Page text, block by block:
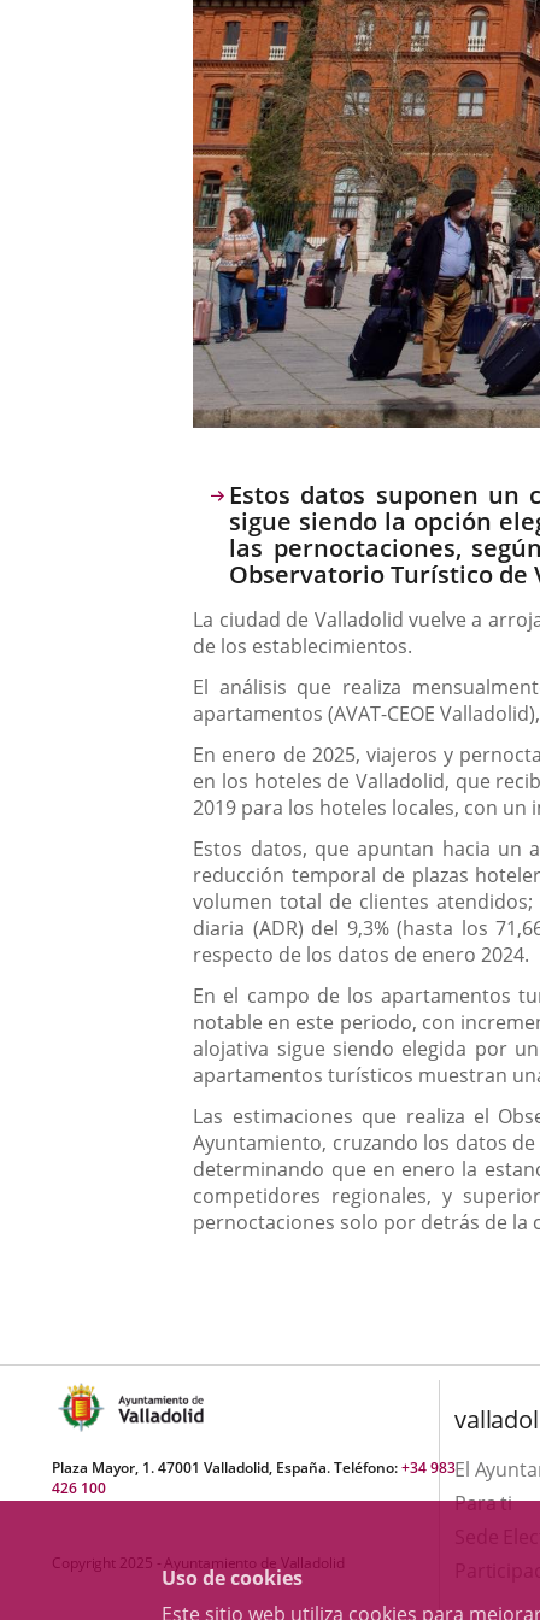
Uso de cookies
Este sitio web utiliza cookies para
Descripción
Estos datos suponen un
sigue siendo la opción
las pernoctaciones,
Observatorio Turístico de
La ciudad de Valladolid vuelve a
de los establecimientos.
El análisis que realiza
apartamentos (AVAT-CEOE
En enero de 2025, viajeros y
en los hoteles de Valladolid, que
2019 para los hoteles locales, con
Estos datos, que apuntan hacia un
reducción temporal de plazas
volumen total de clientes
diaria (ADR) del 9,3% (hasta los
respecto de los datos de enero 2024.
En el campo de los apartamentos
notable en este periodo, con
alojativa sigue siendo elegida por
apartamentos turísticos muestran
Las estimaciones que realiza el
Ayuntamiento, cruzando los datos
determinando que en enero la
competidores regionales, y
pernoctaciones solo por detrás de la
Plaza Mayor, 1. 47001 Valladolid, España. Teléfono:+34 983
426 100
Copyright 2025 - Ayuntamiento de Valladolid
El
Para ti